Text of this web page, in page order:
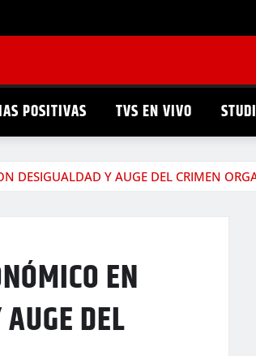
POSITIVAS TVS EN VIVO
DESIGUALDAD Y AUGE DEL CRIMEN
EN
DEL